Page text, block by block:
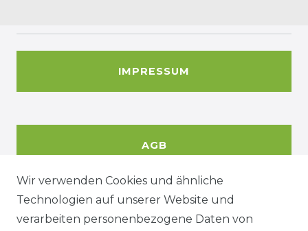
IMPRESSUM
AGB
DATENSCHUTZERKÄRUNG
Wir verwenden Cookies und ähnliche
Technologien auf unserer Website und
verarbeiten personenbezogene Daten von